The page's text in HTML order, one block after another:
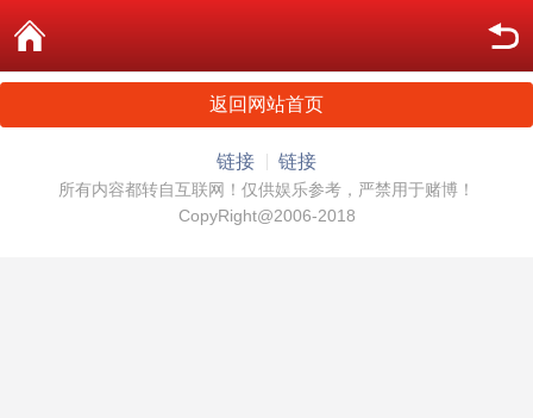
返回网站首页
链接 链接
所有内容都转自互联网！仅供娱乐参考，严禁用于赌博！
CopyRight@2006-2018